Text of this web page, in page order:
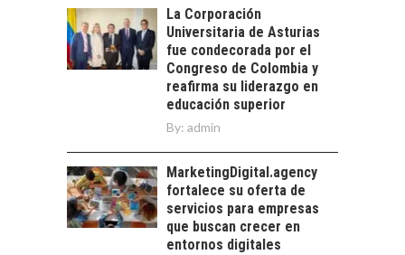
alternativas que
trascienden el
crédito…
LOS SERVICIOS
DIGITALES
EXPORTADOS DESDE
CHILE
El auge de las
exportaciones de
TURISMO EN EL
DESIERTO DE
ATACAMA:
OPORTUNIDADES
PARA EL
DESARROLLO LOCAL
La Corporación
Universitaria de Asturias
fue condecorada por el
Congreso de Colombia y
reafirma su liderazgo en
educación superior
By: admin
MarketingDigital.agency
fortalece su oferta de
servicios para empresas
que buscan crecer en
entornos digitales